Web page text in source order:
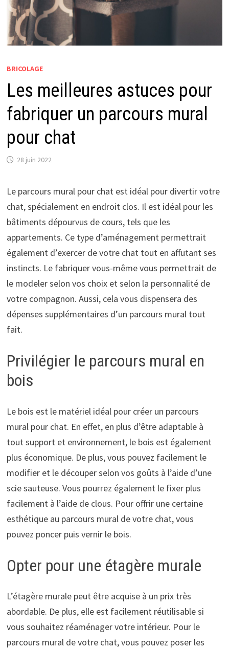
BRICOLAGE
Les meilleures astuces pour
fabriquer un parcours mural
pour chat
28 juin 2022
Le parcours mural pour chat est idéal pour divertir votre
chat, spécialement en endroit clos. Il est idéal pour les
bâtiments dépourvus de cours, tels que les
appartements. Ce type d’aménagement permettrait
également d’exercer de votre chat tout en affutant ses
instincts. Le fabriquer vous-même vous permettrait de
le modeler selon vos choix et selon la personnalité de
votre compagnon. Aussi, cela vous dispensera des
dépenses supplémentaires d’un parcours mural tout
fait.
Privilégier le parcours mural en
bois
Le bois est le matériel idéal pour créer un parcours
mural pour chat. En effet, en plus d’être adaptable à
tout support et environnement, le bois est également
plus économique. De plus, vous pouvez facilement le
modifier et le découper selon vos goûts à l’aide d’une
scie sauteuse. Vous pourrez également le fixer plus
facilement à l’aide de clous. Pour offrir une certaine
esthétique au parcours mural de votre chat, vous
pouvez poncer puis vernir le bois.
Opter pour une étagère murale
L’étagère murale peut être acquise à un prix très
abordable. De plus, elle est facilement réutilisable si
vous souhaitez réaménager votre intérieur. Pour le
parcours mural de votre chat, vous pouvez poser les